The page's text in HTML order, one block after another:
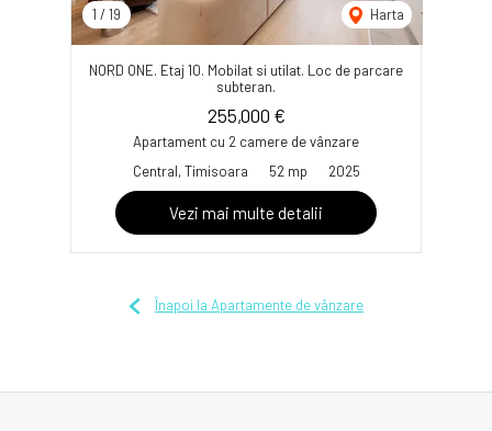
1 / 19 Harta
NORD ONE. Etaj 10. Mobilat si utilat. Loc de parcare
subteran.
255,000 €
Apartament cu 2 camere de vânzare
Central, Timisoara
52 mp 2025
Vezi mai multe detalii
Înapoi la Apartamente de vânzare